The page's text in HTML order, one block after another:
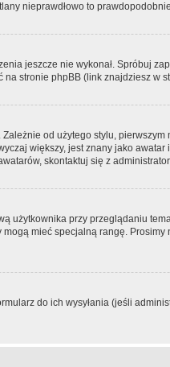
nieprawdłowo to
jeszcze nie wykonał. Spróbuj
na stronie phpBB (link znajdziesz w
od użytego stylu,
większy, jest znany jako
skontaktuj się z
użytkownika przy przeglądaniu
mieć specjalną rangę.
do ich wysyłania (jeśli